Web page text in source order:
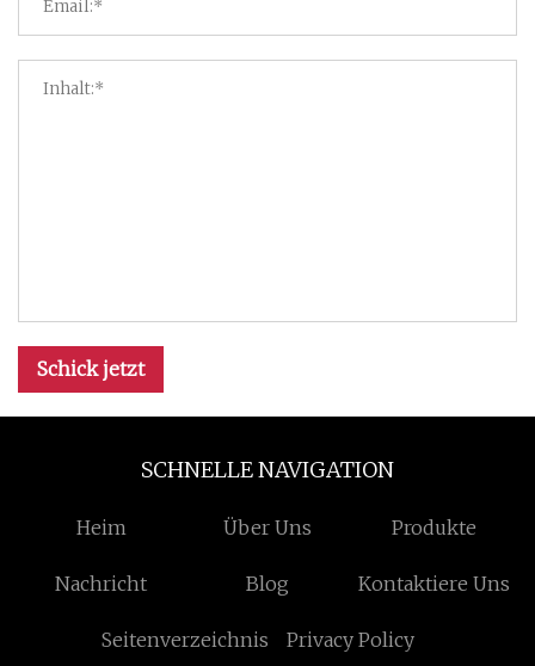
Schick jetzt
SCHNELLE NAVIGATION
Heim Über Uns Produkte
Nachricht Blog Kontaktiere Uns
Seitenverzeichnis Privacy Policy